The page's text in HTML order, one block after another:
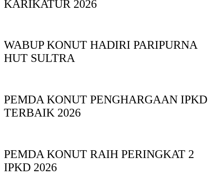
KARIKATUR 2026
WABUP KONUT HADIRI PARIPURNA
HUT SULTRA
PEMDA KONUT PENGHARGAAN IPKD
TERBAIK 2026
PEMDA KONUT RAIH PERINGKAT 2
IPKD 2026